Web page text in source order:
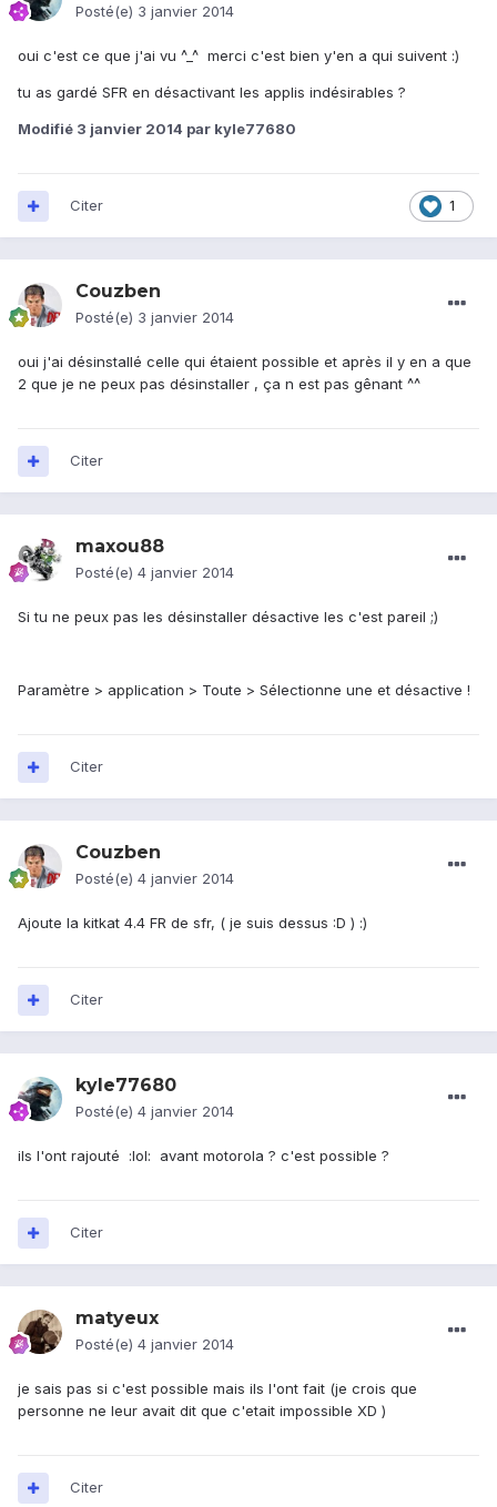
Posté(e) 3 janvier 2014
oui c'est ce que j'ai vu ^_^ merci c'est bien y'en a qui suivent :)
tu as gardé SFR en désactivant les applis indésirables ?
Modifié 3 janvier 2014 par kyle77680
1
Citer
Couzben
Posté(e) 3 janvier 2014
oui j'ai désinstallé celle qui étaient possible et après il y en a que
2 que je ne peux pas désinstaller , ça n est pas gênant ^^
Citer
maxou88
Posté(e) 4 janvier 2014
Si tu ne peux pas les désinstaller désactive les c'est pareil ;)
Paramètre > application > Toute > Sélectionne une et désactive !
Citer
Couzben
Posté(e) 4 janvier 2014
Ajoute la kitkat 4.4 FR de sfr, ( je suis dessus :D ) :)
Citer
kyle77680
Posté(e) 4 janvier 2014
ils l'ont rajouté :lol: avant motorola ? c'est possible ?
Citer
matyeux
Posté(e) 4 janvier 2014
je sais pas si c'est possible mais ils l'ont fait (je crois que
personne ne leur avait dit que c'etait impossible XD )
Citer